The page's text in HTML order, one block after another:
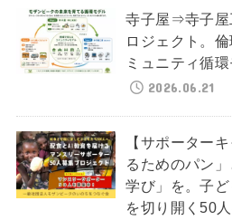
寺子屋⇒寺子
ロジェクト。
ミュニティ循環
2026.06.21
【サポーター
るためのパン
学び」を。子
を切り開く50